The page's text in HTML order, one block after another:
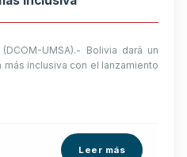
UMSA).- Bolivia dará un
inclusiva con el lanzamiento
Leer más